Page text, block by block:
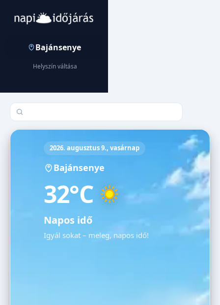
Bajánsenye
Helyszín váltása
Település keresése
2026. augusztus 9., vasárnap
Bajánsenye
32°C
Napos idő
Igyál sokat – meleg, napos idő!